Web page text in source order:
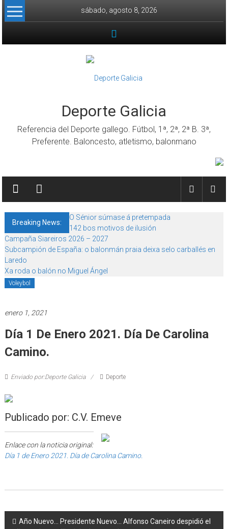
Skip to content
sábado, agosto 8, 2026
Deporte Galicia
Referencia del Deporte gallego. Fútbol, 1ª, 2ª, 2ª B. 3ª,
Preferente. Baloncesto, atletismo, balonmano
Breaking News:
O Sénior súmase á pretempada
142 bos motivos de ilusión
Campaña Siareiros 2026 – 2027
Subcampión de España: o balonmán praia deixa selo carballés en
Laredo
Xa roda o balón no Miguel Ángel
Voleybol
enero 1, 2021
Día 1 De Enero 2021. Día De Carolina
Camino.
Enviado por:Deporte Galicia Deporte
Publicado por: C.V. Emeve
Enlace con la noticia original:
Día 1 de Enero 2021. Día de Carolina Camino.
Post navigation
Año Nuevo… Presidente Nuevo… Alfonso Caneiro despidió el